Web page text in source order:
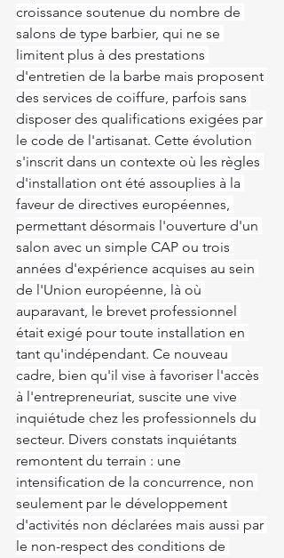
croissance soutenue du nombre de
salons de type barbier, qui ne se
limitent plus à des prestations
d'entretien de la barbe mais proposent
des services de coiffure, parfois sans
disposer des qualifications exigées par
le code de l'artisanat. Cette évolution
s'inscrit dans un contexte où les règles
d'installation ont été assouplies à la
faveur de directives européennes,
permettant désormais l'ouverture d'un
salon avec un simple CAP ou trois
années d'expérience acquises au sein
de l'Union européenne, là où
auparavant, le brevet professionnel
était exigé pour toute installation en
tant qu'indépendant. Ce nouveau
cadre, bien qu'il vise à favoriser l'accès
à l'entrepreneuriat, suscite une vive
inquiétude chez les professionnels du
secteur. Divers constats inquiétants
remontent du terrain : une
intensification de la concurrence, non
seulement par le développement
d'activités non déclarées mais aussi par
le non-respect des conditions de